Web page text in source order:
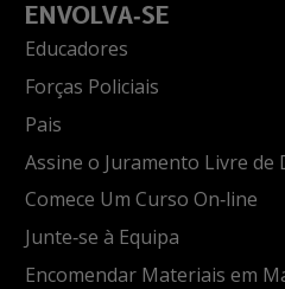
ENVOLVA‑SE
Educadores
Forças Policiais
Pais
Assine o Juramento Livre de
Comece Um Curso On‑line
Junte‑se à Equipa
Encomendar Materiais em